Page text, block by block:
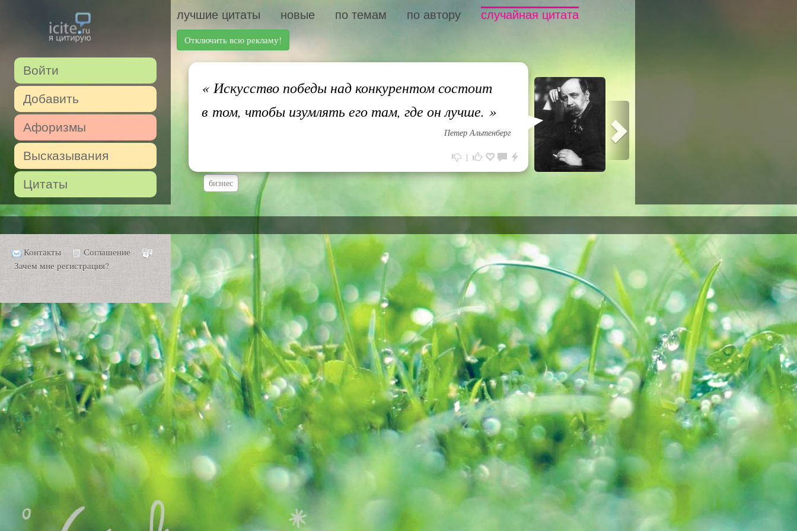
Войти
Добавить
Афоризмы
Высказывания
Цитаты
лучшие цитаты новые по темам по автору случайная цитата
Отключить всю рекламу!
«Искусство победы над конкурентом состоит
в том, чтобы изумлять его там, где он лучше. »
Петер Альтенберг
1
бизнес
Контакты
Соглашение
Зачем мне регистрация?